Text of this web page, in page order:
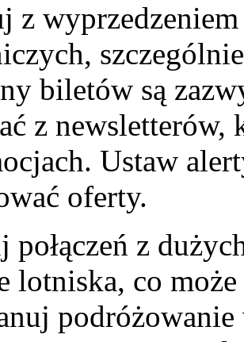
z
biletów są
z
Ustaw
oferty.
połączeń z
lotniska, co